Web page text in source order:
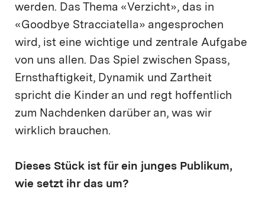
werden. Das Thema «Verzicht», das in
«Goodbye Stracciatella» angesprochen
wird, ist eine wichtige und zentrale Aufgabe
von uns allen. Das Spiel zwischen Spass,
Ernsthaftigkeit, Dynamik und Zartheit
spricht die Kinder an und regt hoffentlich
zum Nachdenken darüber an, was wir
wirklich brauchen.
Dieses Stück ist für ein junges Publikum,
wie setzt ihr das um?